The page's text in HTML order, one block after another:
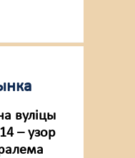
вуліцы
– узор